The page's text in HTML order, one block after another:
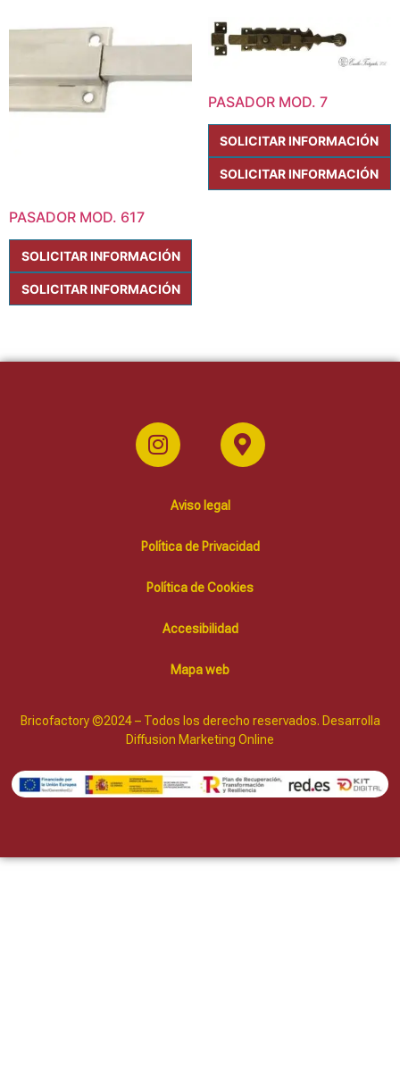
PASADOR MOD. 617
SOLICITAR INFORMACIÓN
SOLICITAR INFORMACIÓN
PASADOR MOD. 7
SOLICITAR INFORMACIÓN
SOLICITAR INFORMACIÓN
Aviso legal
Política de Privacidad
Política de Cookies
Accesibilidad
Mapa web
Bricofactory ©2024 – Todos los derecho reservados. Desarrolla
Diffusion Marketing Online